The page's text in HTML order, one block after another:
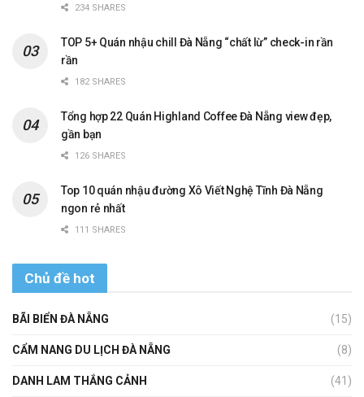
234 SHARES
TOP 5+ Quán nhậu chill Đà Nẵng “chất lừ” check-in rần
rần
182 SHARES
Tổng hợp 22 Quán Highland Coffee Đà Nẵng view đẹp,
gần bạn
126 SHARES
Top 10 quán nhậu đường Xô Viết Nghệ Tĩnh Đà Nẵng
ngon rẻ nhất
111 SHARES
Chủ đề hot
BÃI BIỂN ĐÀ NẴNG (15)
CẨM NANG DU LỊCH ĐÀ NẴNG (8)
DANH LAM THẮNG CẢNH (41)